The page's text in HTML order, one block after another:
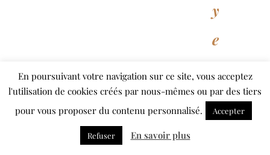
y
e
s
s
En poursuivant votre navigation sur ce site, vous acceptez
l'utilisation de cookies créés par nous-mêmes ou par des tiers
pour vous proposer du contenu personnalisé.
Accepter
Refuser En savoir plus